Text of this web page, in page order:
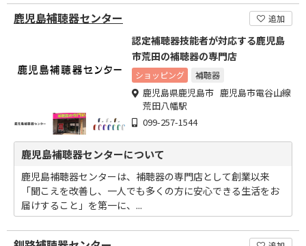
鹿児島補聴器センター 追加
認定補聴器技能者が対応する鹿児島
市荒田の補聴器の専門店
ショッピング 補聴器
鹿児島県鹿児島市 鹿児島市電谷山線
荒田八幡駅
099-257-1544
鹿児島補聴器センターについて
鹿児島補聴器センターは、補聴器の専門店として創業以来
「聞こえを改善し、一人でも多くの方に安心できる生活をお
届けすること」を第一に、...